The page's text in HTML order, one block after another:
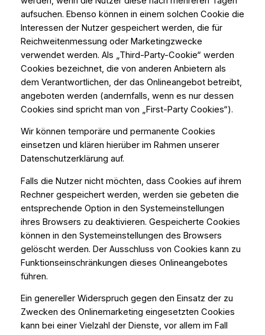
aufsuchen. Ebenso können in einem solchen Cookie die
Interessen der Nutzer gespeichert werden, die für
Reichweitenmessung oder Marketingzwecke
verwendet werden. Als „Third-Party-Cookie“ werden
Cookies bezeichnet, die von anderen Anbietern als
dem Verantwortlichen, der das Onlineangebot betreibt,
angeboten werden (andernfalls, wenn es nur dessen
Cookies sind spricht man von „First-Party Cookies“).
Wir können temporäre und permanente Cookies
einsetzen und klären hierüber im Rahmen unserer
Datenschutzerklärung auf.
Falls die Nutzer nicht möchten, dass Cookies auf ihrem
Rechner gespeichert werden, werden sie gebeten die
entsprechende Option in den Systemeinstellungen
ihres Browsers zu deaktivieren. Gespeicherte Cookies
können in den Systemeinstellungen des Browsers
gelöscht werden. Der Ausschluss von Cookies kann zu
Funktionseinschränkungen dieses Onlineangebotes
führen.
Ein genereller Widerspruch gegen den Einsatz der zu
Zwecken des Onlinemarketing eingesetzten Cookies
kann bei einer Vielzahl der Dienste, vor allem im Fall